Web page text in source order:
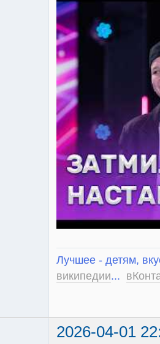
Лучшее - детям,
википедии...
2026-04-01